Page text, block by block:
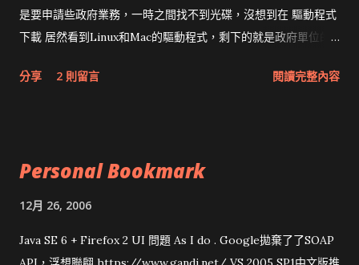
是要申請些政府業務，一時之間找不到光碟，沒想到在 驅動程式
下載 居然看到Linux和Mac的驅動程式，剩下的就是政府單位的
分享 2 則留言 閱讀完整內容
Personal Bookmark
12月 26, 2006
Java SE 6 + Firefox 2 UI 問題 As I do . Google拋棄了了SOAP